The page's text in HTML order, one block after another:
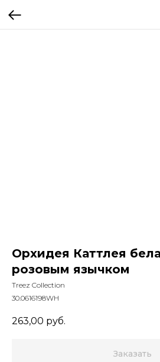
Орхидея Каттлея
розовым язычком
Treez Collection
30.0616198WH
263,00 руб.
Заказать